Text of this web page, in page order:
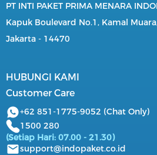
PT INTI PAKET PRIMA MENARA
Kapuk Boulevard No.1, Kamal
Jakarta - 14470
HUBUNGI KAMI
Customer Care
+62 851-1775-9052 (Chat Only)
1500 280
(Setiap Hari: 07.00 - 21.30)
support@indopaket.co.id